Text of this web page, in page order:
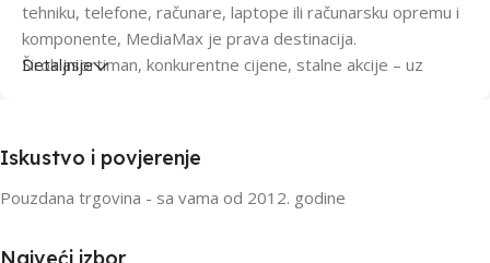
tehniku, telefone, računare, laptope ili računarsku opremu i
komponente, MediaMax je prava destinacija.
Širok asortiman, konkurentne cijene, stalne akcije – uz
Plaćanje do 24 rate ili prilikom preuzimanja robe, karticama
ili gotovinom, proritetna ili standardna dostava…izaberite,
tu smo za Vas.
Detaljnije
Iskustvo i povjerenje
Pouzdana trgovina - sa vama od 2012. godine